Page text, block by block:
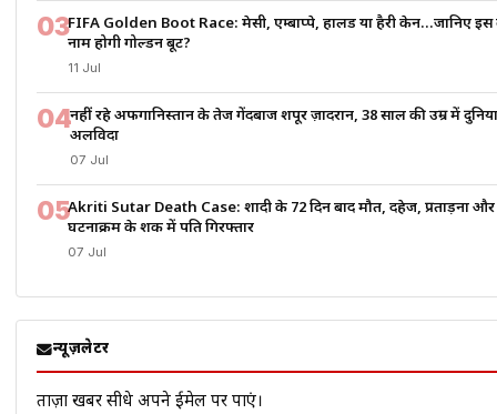
03FIFA Golden Boot Race: मेसी, एम्बाप्पे, हालैंड या हैरी केन…जानिए
नाम होगी गोल्डन बूट?
11 Jul
04नहीं रहे अफगानिस्तान के तेज गेंदबाज शपूर ज़ादरान, 38 साल की उम्र में
अलविदा
07 Jul
05Akriti Sutar Death Case: शादी के 72 दिन बाद मौत, दहेज, प्रताड़ना और
घटनाक्रम के शक में पति गिरफ्तार
07 Jul
न्यूज़लेटर
ताज़ा खबरें सीधे अपने ईमेल पर पाएं।